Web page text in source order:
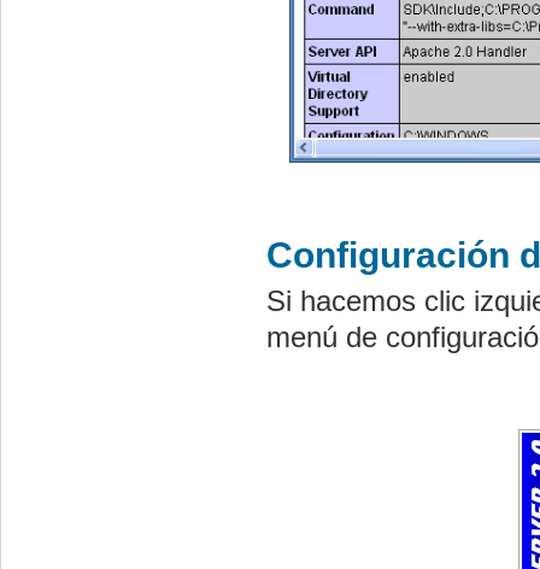
Configuración
Si hacemos clic
menú de